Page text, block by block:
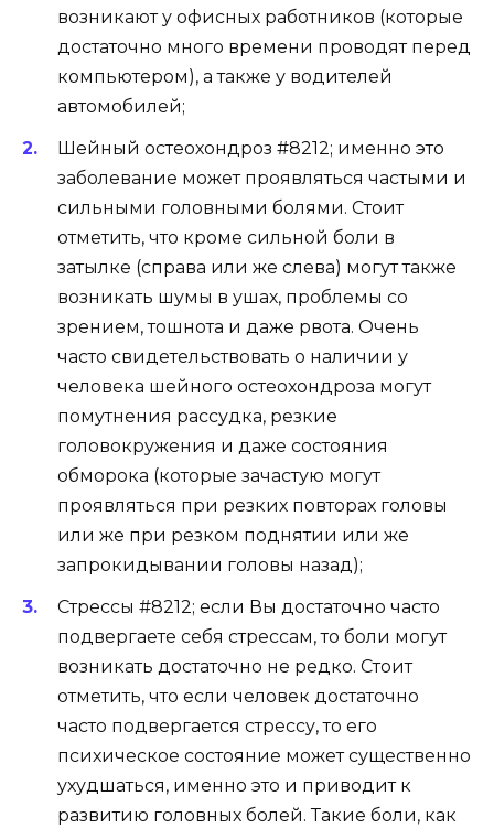
возникают у офисных работников (которые
достаточно много времени проводят перед
компьютером), а также у водителей
автомобилей;
Шейный остеохондроз #8212; именно это
заболевание может проявляться частыми и
сильными головными болями. Стоит
отметить, что кроме сильной боли в
затылке (справа или же слева) могут также
возникать шумы в ушах, проблемы со
зрением, тошнота и даже рвота. Очень
часто свидетельствовать о наличии у
человека шейного остеохондроза могут
помутнения рассудка, резкие
головокружения и даже состояния
обморока (которые зачастую могут
проявляться при резких повторах головы
или же при резком поднятии или же
запрокидывании головы назад);
Стрессы #8212; если Вы достаточно часто
подвергаете себя стрессам, то боли могут
возникать достаточно не редко. Стоит
отметить, что если человек достаточно
часто подвергается стрессу, то его
психическое состояние может существенно
ухудшаться, именно это и приводит к
развитию головных болей. Такие боли, как